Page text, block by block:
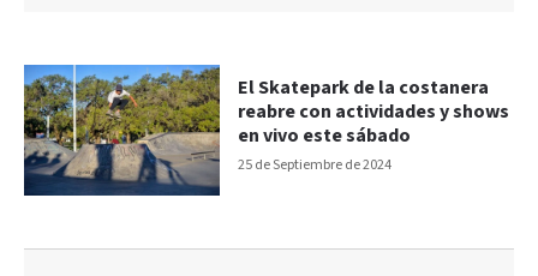
25 de Septiembre de 2024
El Skatepark de la costanera
reabre con actividades y shows
en vivo este sábado